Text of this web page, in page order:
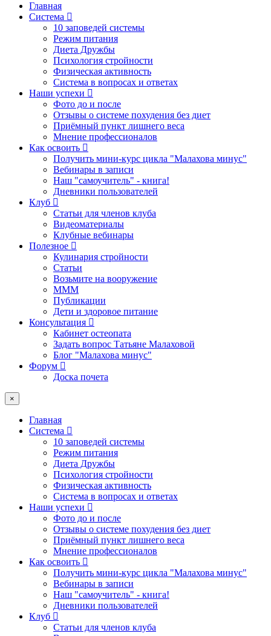
Главная
Система
10 заповедей системы
Режим питания
Диета Дружбы
Психология стройности
Физическая активность
Система в вопросах и ответах
Наши успехи
Фото до и после
Отзывы о системе похудения без диет
Приёмный пункт лишнего веса
Мнение профессионалов
Как освоить
Получить мини-курс цикла "Малахова минус"
Вебинары в записи
Наш "самоучитель" - книга!
Дневники пользователей
Клуб
Статьи для членов клуба
Видеоматериалы
Клубные вебинары
Полезное
Кулинария стройности
Статьи
Возьмите на вооружение
МММ
Публикации
Дети и здоровое питание
Консультация
Кабинет остеопата
Задать вопрос Татьяне Малаховой
Блог "Малахова минус"
Форум
Доска почета
×
Главная
Система
10 заповедей системы
Режим питания
Диета Дружбы
Психология стройности
Физическая активность
Система в вопросах и ответах
Наши успехи
Фото до и после
Отзывы о системе похудения без диет
Приёмный пункт лишнего веса
Мнение профессионалов
Как освоить
Получить мини-курс цикла "Малахова минус"
Вебинары в записи
Наш "самоучитель" - книга!
Дневники пользователей
Клуб
Статьи для членов клуба